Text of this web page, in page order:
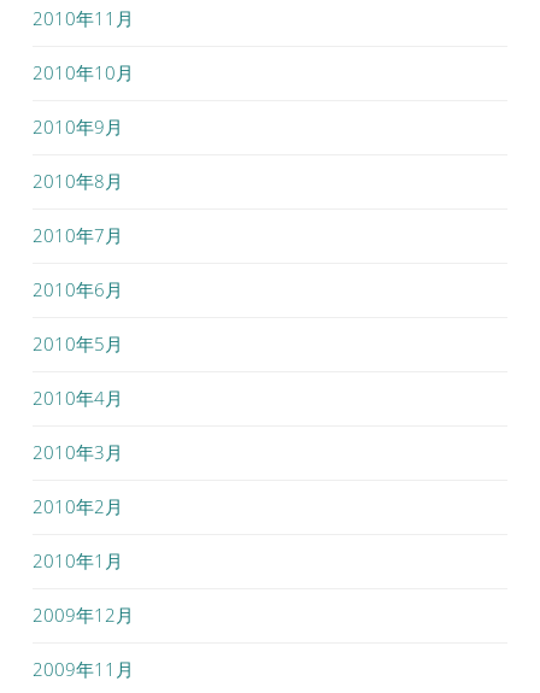
2010年11月
2010年10月
2010年9月
2010年8月
2010年7月
2010年6月
2010年5月
2010年4月
2010年3月
2010年2月
2010年1月
2009年12月
2009年11月